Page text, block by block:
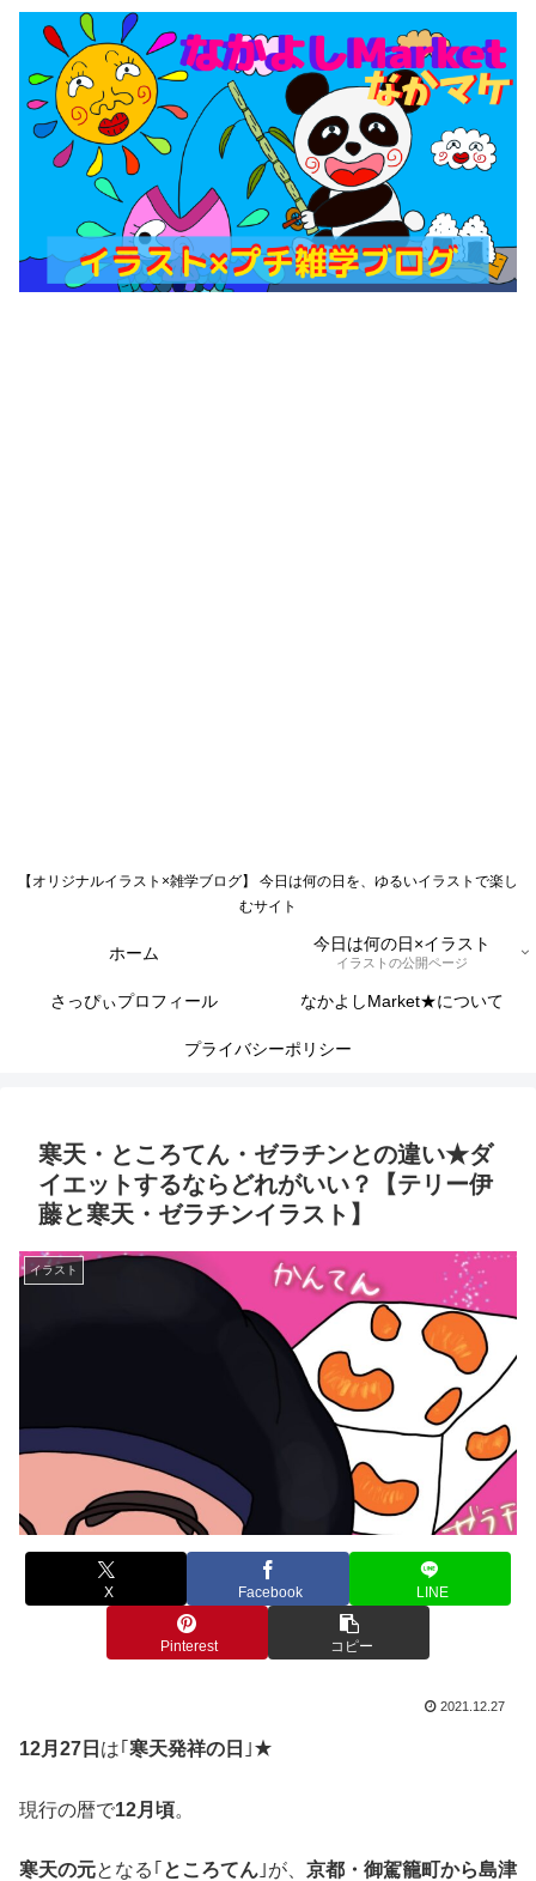
【オリジナルイラスト×雑学ブログ】 今日は何の日を、ゆるいイラストで楽し
むサイト
ホーム 今日は何の日×イラスト
イラストの公開ページ
さっぴぃプロフィール なかよしMarket★について
プライバシーポリシー
寒天・ところてん・ゼラチンとの違い★ダ
イエットするならどれがいい？【テリー伊
藤と寒天・ゼラチンイラスト】
イラスト
X Facebook LINE
Pinterest コピー
2021.12.27
12月27日 は｢ 寒天発祥の日 ｣★
現行の暦で12月頃。
寒天の元となる｢ ところてん ｣が、 京都・御駕籠町から島津